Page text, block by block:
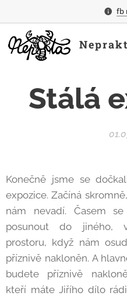
fb
Stálá
Konečně jsme se
expozice. Začíná
nám nevadí. Časem
posunout do jiného,
prostoru, když nám
příznivě nakloněn. A
budete příznivě
kteří máte Jiřího dílo